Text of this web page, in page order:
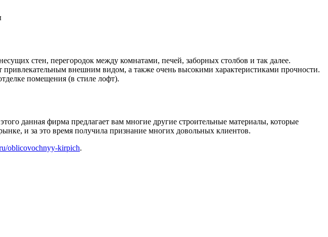
стен, перегородок между комнатами, печей, заборных столбов и так далее.
внешним видом, а также очень высокими характеристиками прочности.
помещения (в стиле лофт).
данная фирма предлагает вам многие другие строительные материалы, которые
и за это время получила признание многих довольных клиентов.
oblicovochnyy-kirpich.